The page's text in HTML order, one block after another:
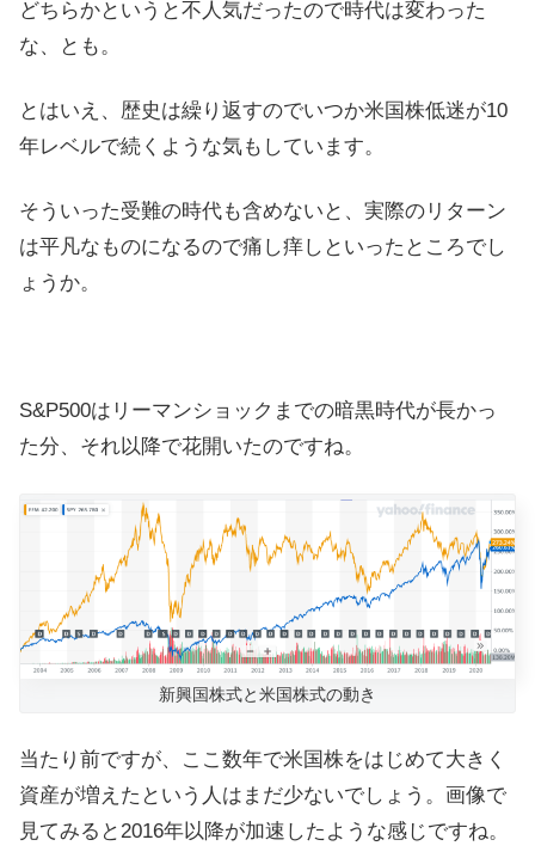
どちらかというと不人気だったので時代は変わった
な、とも。
とはいえ、歴史は繰り返すのでいつか米国株低迷が10
年レベルで続くような気もしています。
そういった受難の時代も含めないと、実際のリターン
は平凡なものになるので痛し痒しといったところでし
ょうか。
S&P500はリーマンショックまでの暗黒時代が長かっ
た分、それ以降で花開いたのですね。
新興国株式と米国株式の動き
当たり前ですが、ここ数年で米国株をはじめて大きく
資産が増えたという人はまだ少ないでしょう。画像で
見てみると2016年以降が加速したような感じですね。